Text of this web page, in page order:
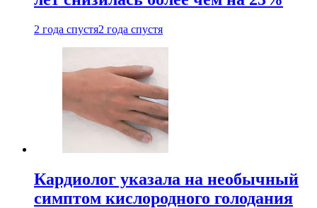
2 года спустя2 года спустя
Кардиолог указала на необычный
симптом кислородного голодания